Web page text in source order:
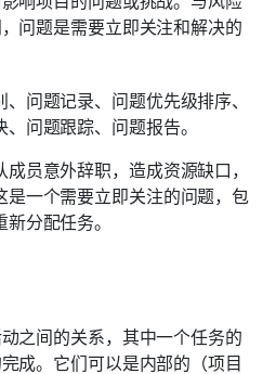
问题是需要立即关注和解决的
、问题记录、问题优先级排序、
问题跟踪、问题报告。
员意外辞职，造成资源缺口，
是一个需要立即关注的问题，包
分配任务。
之间的关系，其中一个任务的
成。它们可以是内部的（项目